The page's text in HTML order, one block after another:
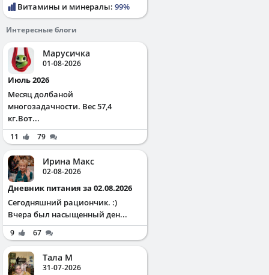
Витамины и минералы: 99%
Интересные блоги
Марусичка
01-08-2026
Июль 2026
Месяц долбаной
многозадачности. Вес 57,4
кг.Вот...
11 79
Ирина Макс
02-08-2026
Дневник питания за 02.08.2026
Сегодняшний рациончик. :)
Вчера был насыщенный ден...
9 67
Тала М
31-07-2026